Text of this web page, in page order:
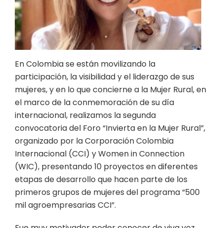
En Colombia se están movilizando la
participación, la visibilidad y el liderazgo de sus
mujeres, y en lo que concierne a la Mujer Rural, en
el marco de la conmemoración de su día
internacional, realizamos la segunda
convocatoria del Foro “Invierta en la Mujer Rural”,
organizado por la Corporación Colombia
Internacional (CCI) y Women in Connection
(WIC), presentando 10 proyectos en diferentes
etapas de desarrollo que hacen parte de los
primeros grupos de mujeres del programa “500
mil agroempresarias CCI”.